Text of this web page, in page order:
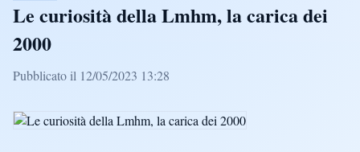
Le curiosità della Lmhm, la carica dei
2000
Pubblicato il 12/05/2023 13:28